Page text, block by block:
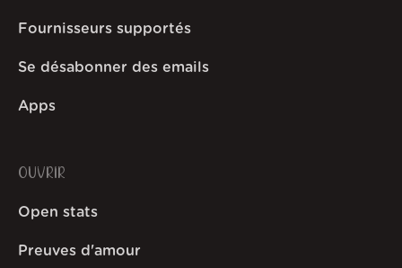
Fournisseurs supportés
Se désabonner des emails
Apps
OUVRIR
Open stats
Preuves d'amour